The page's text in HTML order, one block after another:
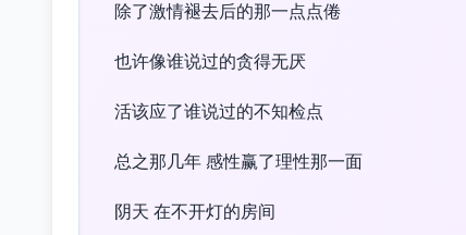
除了激情褪去后的那一点点倦
也许像谁说过的贪得无厌
活该应了谁说过的不知检点
总之那几年 感性赢了理性那一面
阴天 在不开灯的房间